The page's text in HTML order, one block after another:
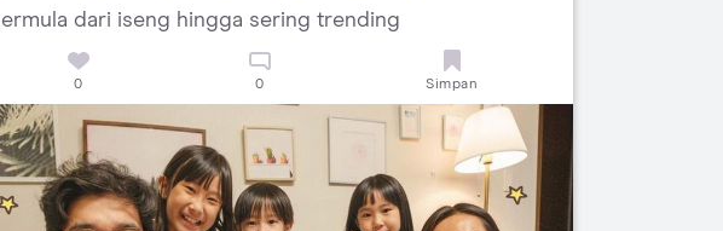
dari iseng hingga sering trending
0 0 Simpan